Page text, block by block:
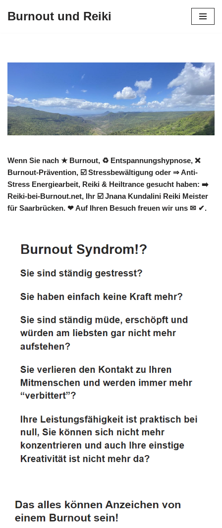
Burnout und Reiki
Wenn Sie nach ★ Burnout, ♻ Entspannungshypnose, ❌
Burnout-Prävention, ☑️ Stressbewältigung oder ⇒ Anti-
Stress Energiearbeit, Reiki & Heiltrance gesucht haben: ➡️
Reiki-bei-Burnout.net, Ihr ☑️ Jnana Kundalini Reiki Meister
für Saarbrücken. ❤ Auf Ihren Besuch freuen wir uns ✉ ✔.